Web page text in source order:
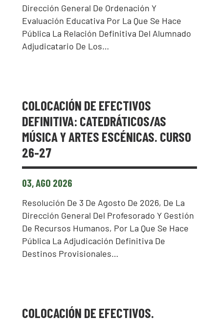
Dirección General De Ordenación Y
Evaluación Educativa Por La Que Se Hace
Pública La Relación Definitiva Del Alumnado
Adjudicatario De Los…
COLOCACIÓN DE EFECTIVOS
DEFINITIVA: CATEDRÁTICOS/AS
MÚSICA Y ARTES ESCÉNICAS. CURSO
26-27
03, AGO 2026
Resolución De 3 De Agosto De 2026, De La
Dirección General Del Profesorado Y Gestión
De Recursos Humanos, Por La Que Se Hace
Pública La Adjudicación Definitiva De
Destinos Provisionales…
COLOCACIÓN DE EFECTIVOS.